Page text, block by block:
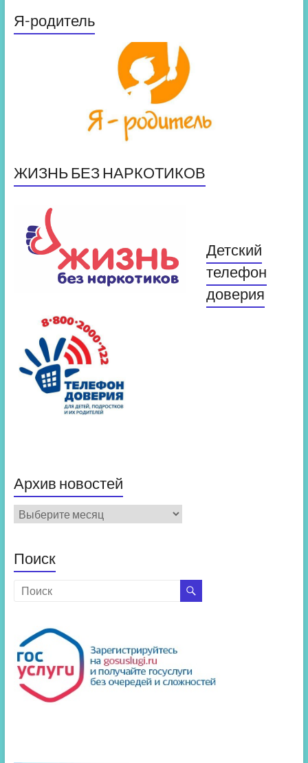
Я-родитель
ЖИЗНЬ БЕЗ НАРКОТИКОВ
Детский
телефон
доверия
Архив новостей
Архив
новостей
Поиск